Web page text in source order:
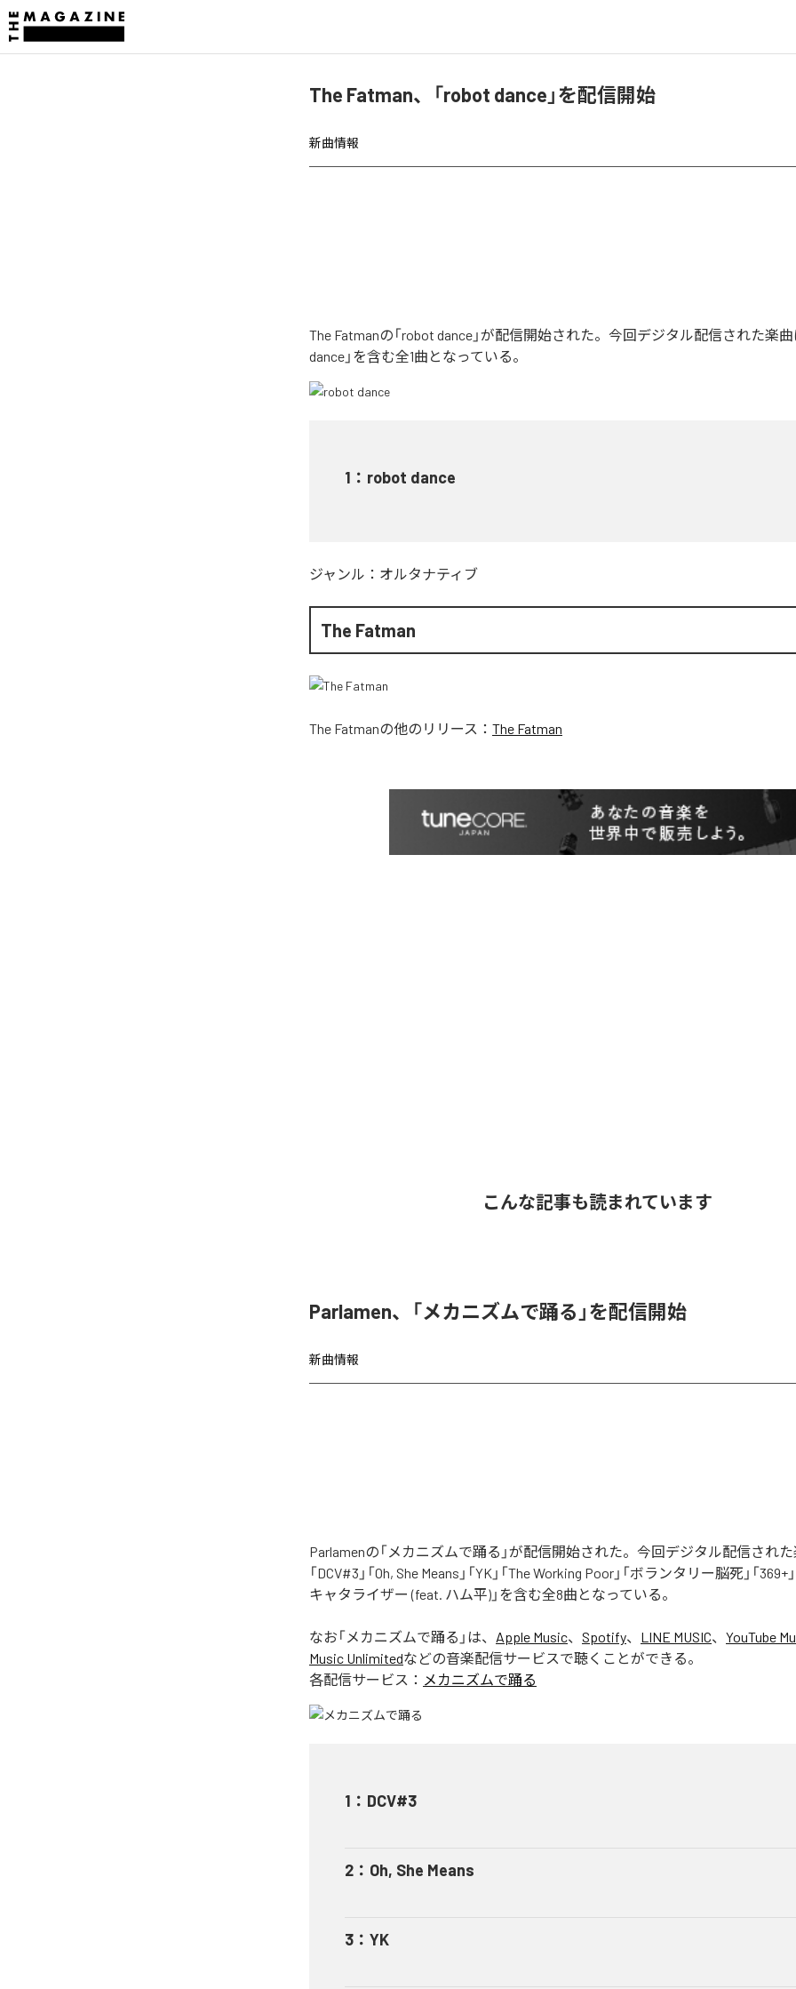
The Fatman、「robot dance」を配信開始
新曲情報
The Fatmanの「robot dance」が配信開始された。今回デジタル配信された楽曲
dance」を含む全1曲となっている。
1 ： robot dance
ジャンル： オルタナティブ
The Fatman
The Fatmanの他のリリース： The Fatman
こんな記事も読まれています
Parlamen、「メカニズムで踊る」を配信開始
新曲情報
Parlamenの「メカニズムで踊る」が配信開始された。今回デジタル配信された
「DCV#3」「Oh, She Means」「YK」「The Working Poor」「ボランタリー脳死」「369+
キャタライザー (feat. ハム平)」を含む全8曲となっている。
なお「 メカニズムで踊る 」は、 Apple Music、 Spotify、 LINE MUSIC、 YouTube
Music Unlimitedなどの音楽配信サービスで聴くことができる。
各配信サービス： メカニズムで踊る
1 ： DCV#3
2 ： Oh, She Means
3 ： YK